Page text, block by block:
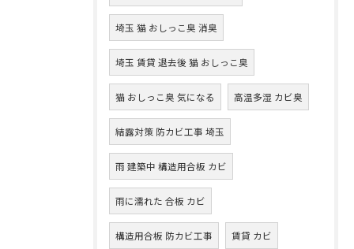
埼玉 猫 おしっこ臭 消臭
埼玉 賃貸 退去後 猫 おしっこ臭
猫 おしっこ臭 気になる 高温多湿 カビ臭
結露対策 防カビ工事 埼玉
雨 建築中 構造用合板 カビ
雨に濡れた 合板 カビ
構造用合板 防カビ工事 賃貸 カビ